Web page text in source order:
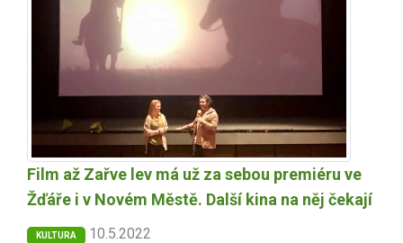
Film až Zařve lev má už za sebou premiéru ve
Žďáře i v Novém Městě. Další kina na něj čekají
KULTURA
10.5.2022